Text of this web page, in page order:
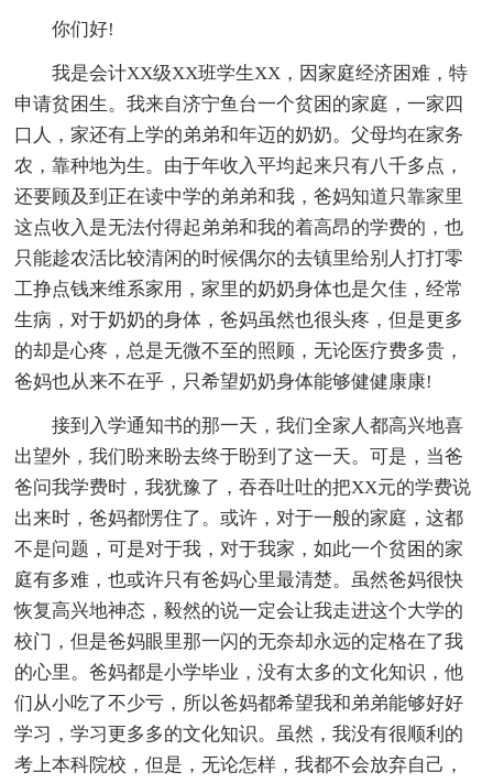
你们好!
我是会计XX级XX班学生XX，因家庭经济困难，特
申请贫困生。我来自济宁鱼台一个贫困的家庭，一家四
口人，家还有上学的弟弟和年迈的奶奶。父母均在家务
农，靠种地为生。由于年收入平均起来只有八千多点，
还要顾及到正在读中学的弟弟和我，爸妈知道只靠家里
这点收入是无法付得起弟弟和我的着高昂的学费的，也
只能趁农活比较清闲的时候偶尔的去镇里给别人打打零
工挣点钱来维系家用，家里的奶奶身体也是欠佳，经常
生病，对于奶奶的身体，爸妈虽然也很头疼，但是更多
的却是心疼，总是无微不至的照顾，无论医疗费多贵，
爸妈也从来不在乎，只希望奶奶身体能够健健康康!
接到入学通知书的那一天，我们全家人都高兴地喜
出望外，我们盼来盼去终于盼到了这一天。可是，当爸
爸问我学费时，我犹豫了，吞吞吐吐的把XX元的学费说
出来时，爸妈都愣住了。或许，对于一般的家庭，这都
不是问题，可是对于我，对于我家，如此一个贫困的家
庭有多难，也或许只有爸妈心里最清楚。虽然爸妈很快
恢复高兴地神态，毅然的说一定会让我走进这个大学的
校门，但是爸妈眼里那一闪的无奈却永远的定格在了我
的心里。爸妈都是小学毕业，没有太多的文化知识，他
们从小吃了不少亏，所以爸妈都希望我和弟弟能够好好
学习，学习更多多的文化知识。虽然，我没有很顺利的
考上本科院校，但是，无论怎样，我都不会放弃自己，